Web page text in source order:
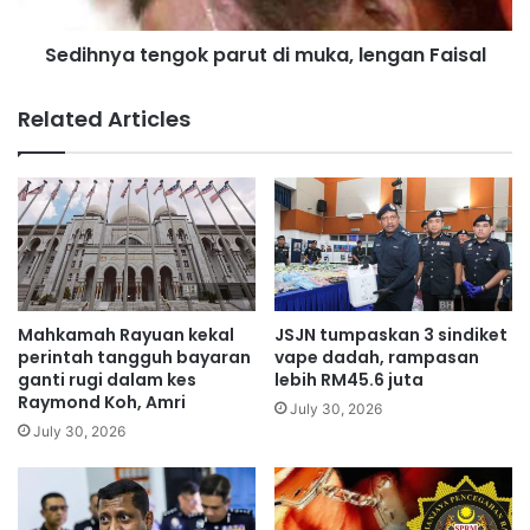
e
H
e
n
r
y
G
u
r
n
e
y
o
k
p
a
r
u
t
d
i
m
u
k
a
Sedihnya tengok parut di muka, lengan Faisal
Related Articles
Mahkamah Rayuan kekal
perintah tangguh bayaran
ganti rugi dalam kes
Raymond Koh, Amri
July 30, 2026
JSJN tumpaskan 3 sindiket
vape dadah, rampasan
lebih RM45.6 juta
July 30, 2026